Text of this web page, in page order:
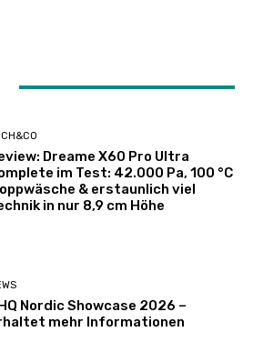
Dreame X60 Pro Ultra
im Test: 42.000 Pa, 100 °C
& erstaunlich viel
in nur 8,9 cm Höhe
Nordic Showcase 2026 –
mehr Informationen